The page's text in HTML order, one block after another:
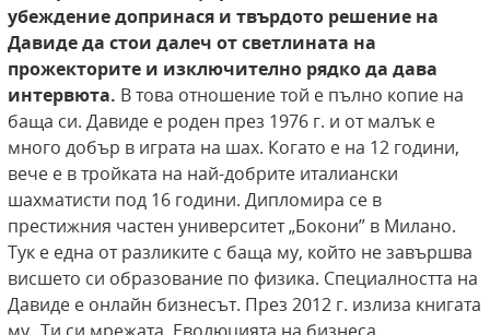
убеждение допринася и твърдото решение на
Давиде да стои далеч отсветлината на
прожекторите и изключително рядко да дава
интервюта. В това отношение той е пълно копие на
баща си. Давиде е роден през 1976 г. и от малък е
много добър в играта на шах. Когато е на 12 години,
вече е в тройката на най-добрите италиански
шахматисти под 16 години. Дипломира се в
престижния частен университет „Бокони” в Милано.
Тук е една от разликите с баща му, който не завършва
висшето си образование по физика. Специалността на
Давиде е онлайн бизнесът. През 2012 г. излиза книгата